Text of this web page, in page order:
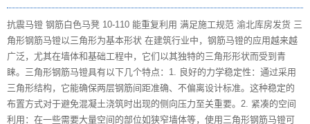
抗震马镫 钢筋白色马凳 10-110 能重复利用 满足施工规范 渝北库房发货 三
角形钢筋马镫以三角形为基本形状 在建筑行业中，钢筋马镫的应用越来越
广泛，尤其在墙体和基础工程中，它们以其独特的三角形形状而受到青
睐。三角形钢筋马镫具有以下几个特点：1. 良好的力学稳定性：通过采用
三角形结构，它能确保两层钢筋间距准确、不偏离设计标准。这种稳定的
布置方式对于避免混凝土浇筑时出现的侧向压力至关重要。2. 紧凑的空间
利用：在一些需要大量空间的部位如狭窄墙体等，使用三角形钢筋马镫可